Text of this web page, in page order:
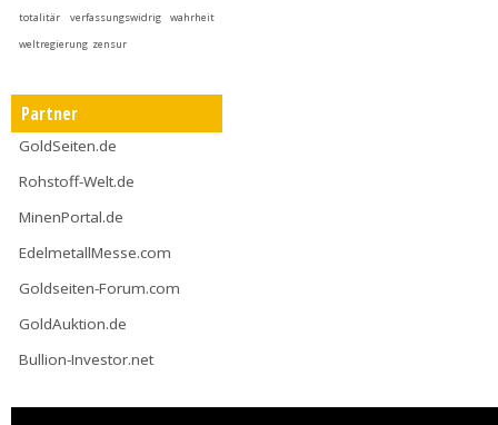
totalitär
verfassungswidrig
wahrheit
weltregierung zensur
Partner
GoldSeiten.de
Rohstoff-Welt.de
MinenPortal.de
EdelmetallMesse.com
Goldseiten-Forum.com
GoldAuktion.de
Bullion-Investor.net